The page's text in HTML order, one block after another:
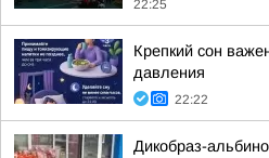
22:25
Крепкий сон
давления
22:22
Дикобраз-